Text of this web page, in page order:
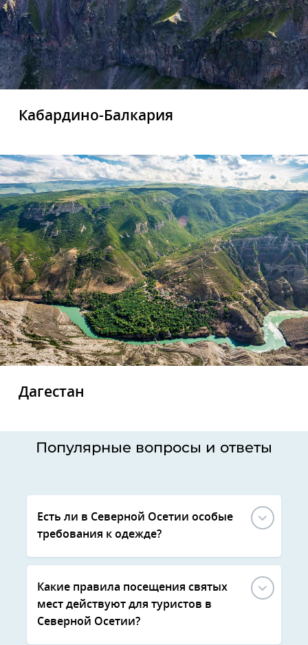
Кабардино-Балкария
Дагестан
Популярные вопросы и ответы
Есть ли в Северной Осетии особые
требования к одежде?
Какие правила посещения святых
мест действуют для туристов в
Северной Осетии?